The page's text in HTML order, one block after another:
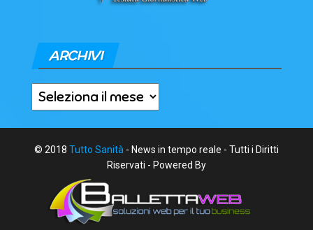
ARCHIVI
Archivi
© 2018 Tutto Sanità - News in tempo reale - Tutti i Diritti
Riservati - Powered By